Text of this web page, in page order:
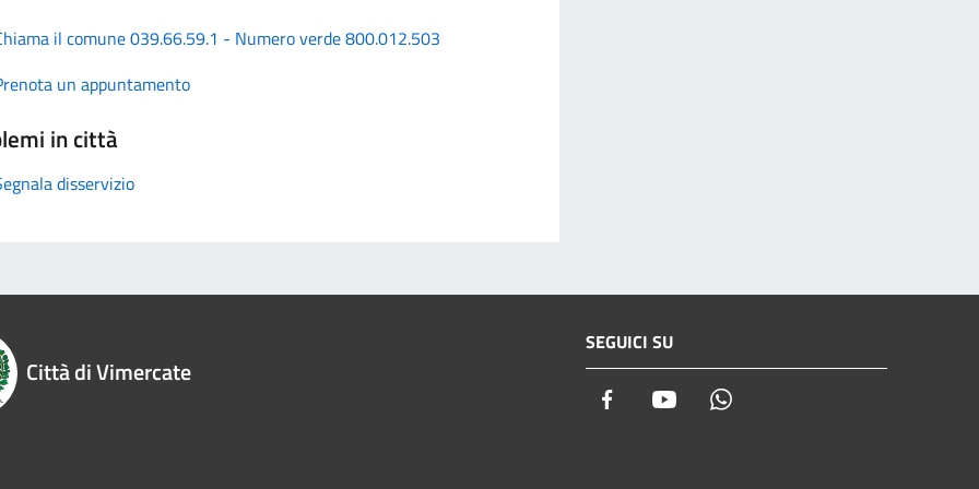
il comune 039.66.59.1 - Numero verde 800.012.503
un appuntamento
in città
disservizio
Città di Vimercate
SEGUICI SU
Facebook Youtube